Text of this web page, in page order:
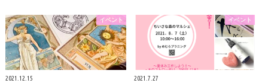
イベント
2021.12.15
イベント
2021.7.27